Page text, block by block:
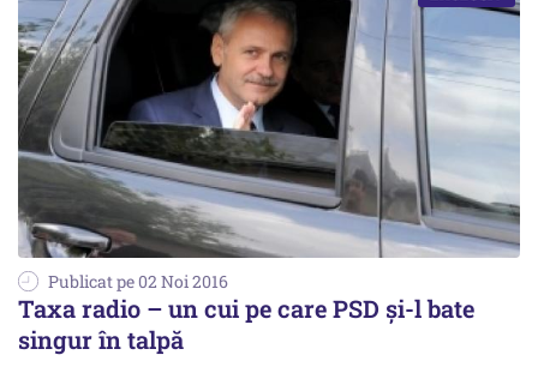
Publicat pe 02 Noi 2016
Taxa radio – un cui pe care PSD și-l bate
singur în talpă